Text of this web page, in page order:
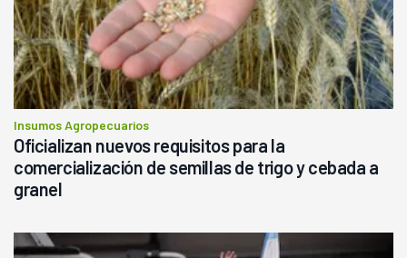
Insumos Agropecuarios
Oficializan nuevos requisitos para la
comercialización de semillas de trigo y cebada a
granel